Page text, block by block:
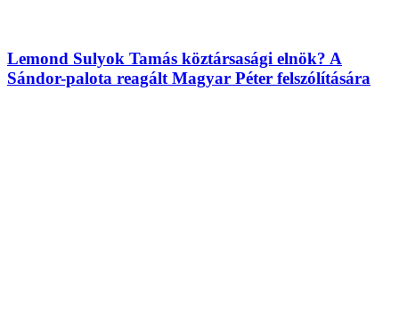
Lemond Sulyok Tamás köztársasági elnök? A
Sándor-palota reagált Magyar Péter felszólítására